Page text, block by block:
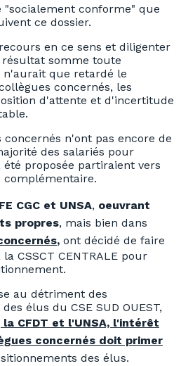
"socialement conforme" que
ce dossier.
en ce sens et diligenter
somme toute
que retardé le
concernés, les
d'attente et d'incertitude
concernés n'ont pas encore de
des salariés pour
proposée partiraient vers
complémentaire.
CGC et UNSA, oeuvrant
propres, mais bien dans
, ont décidé de faire
CSSCT CENTRALE pour
au détriment des
élus du CSE SUD OUEST,
la CFDT et l'UNSA, l'intérêt
concernés doit primer
des élus.